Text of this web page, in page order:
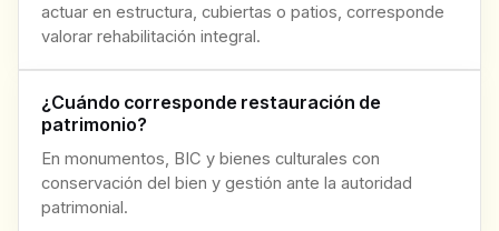
actuar en estructura, cubiertas o patios, corresponde
valorar rehabilitación integral.
¿Cuándo corresponde restauración de
patrimonio?
En monumentos, BIC y bienes culturales con
conservación del bien y gestión ante la autoridad
patrimonial.